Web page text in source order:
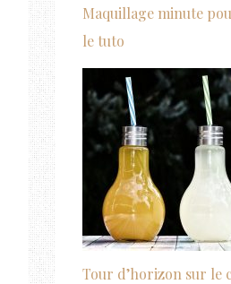
Maquillage minute
le tuto
Tour d’horizon sur le